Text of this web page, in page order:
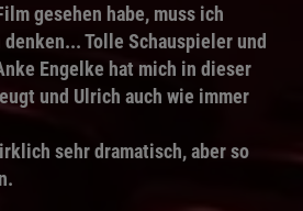
gesehen habe, muss ich
Tolle Schauspieler und
Engelke hat mich in dieser
und Ulrich auch wie immer
sehr dramatisch, aber so